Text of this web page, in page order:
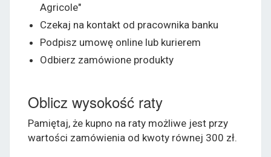
Agricole"
Czekaj na kontakt od pracownika banku
Podpisz umowę online lub kurierem
Odbierz zamówione produkty
Oblicz wysokość raty
Pamiętaj, że kupno na raty możliwe jest przy
wartości zamówienia od kwoty równej 300 zł.